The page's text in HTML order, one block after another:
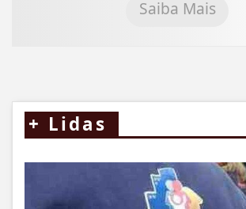
Saiba Mais
+ Lidas